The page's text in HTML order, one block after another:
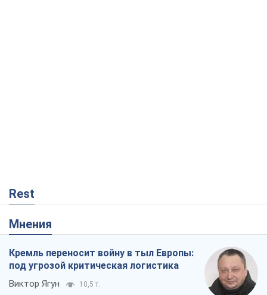
Rest
Мнения
Кремль переносит войну в тыл Европы:
под угрозой критическая логистика
Виктор Ягун 10,5 т.